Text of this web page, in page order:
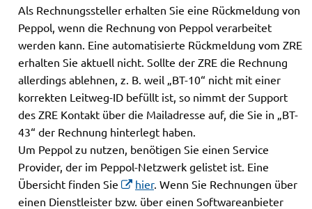
Als Rechnungssteller erhalten Sie eine Rückmeldung von
Peppol, wenn die Rechnung von Peppol verarbeitet
werden kann. Eine automatisierte Rückmeldung vom ZRE
erhalten Sie aktuell nicht. Sollte der ZRE die Rechnung
allerdings ablehnen, z. B. weil „BT-10“ nicht mit einer
korrekten Leitweg-ID befüllt ist, so nimmt der Support
des ZRE Kontakt über die Mailadresse auf, die Sie in „BT-
43“ der Rechnung hinterlegt haben.
Um Peppol zu nutzen, benötigen Sie einen Service
Provider, der im Peppol-Netzwerk gelistet ist. Eine
Übersicht finden Sie
hier. Wenn Sie Rechnungen über
einen Dienstleister bzw. über einen Softwareanbieter